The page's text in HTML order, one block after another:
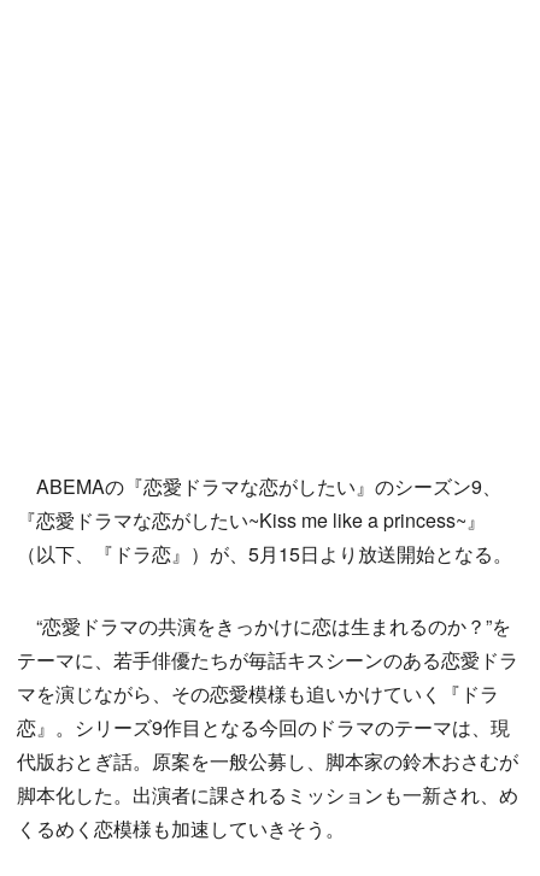
ABEMAの『恋愛ドラマな恋がしたい』のシーズン9、
『恋愛ドラマな恋がしたい~Kiss me like a princess~』
（以下、『ドラ恋』）が、5月15日より放送開始となる。
“恋愛ドラマの共演をきっかけに恋は生まれるのか？”を
テーマに、若手俳優たちが毎話キスシーンのある恋愛ドラ
マを演じながら、その恋愛模様も追いかけていく『ドラ
恋』。シリーズ9作目となる今回のドラマのテーマは、現
代版おとぎ話。原案を一般公募し、脚本家の鈴木おさむが
脚本化した。出演者に課されるミッションも一新され、め
くるめく恋模様も加速していきそう。